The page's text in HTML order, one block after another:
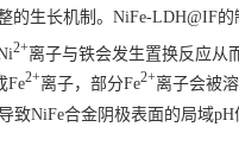
生长机制。NiFe-LDH@IF
2+离子与铁会发生置换反应从
Fe2+离子，部分Fe2+离子会被
致NiFe合金阴极表面的局域